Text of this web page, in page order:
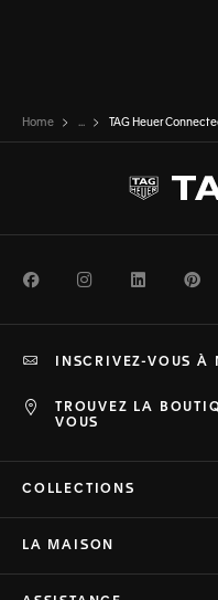
Home ... TAG Heuer
FacebookInstagramLinkedIn
TROUVEZ LA
VOUS
INSCRIVEZ-VOUS À
COLLECTIONS
LA MAISON